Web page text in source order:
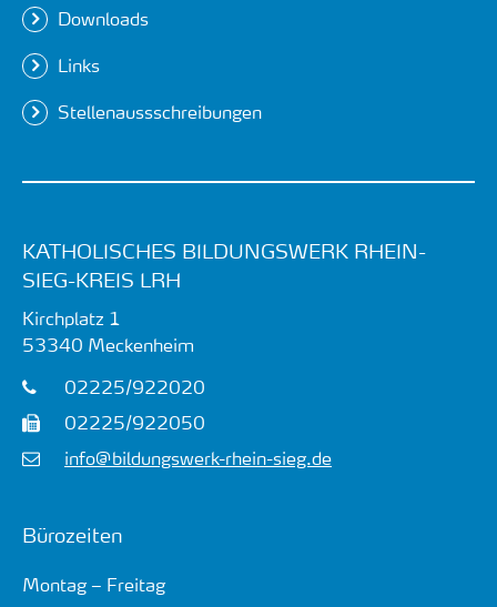
Downloads
Links
Stellenaussschreibungen
KATHOLISCHES BILDUNGSWERK RHEIN-
SIEG-KREIS LRH
Kirchplatz 1
53340 Meckenheim
02225/922020
02225/922050
info@bildungswerk-rhein-sieg.de
Bürozeiten
Montag – Freitag